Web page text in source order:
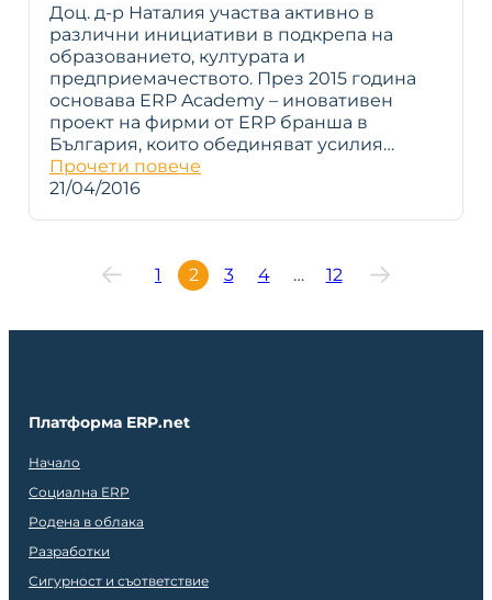
Доц. д-р Наталия участва активно в
различни инициативи в подкрепа на
образованието, културата и
предприемачеството. През 2015 година
основава ERP Academy – иновативен
проект на фирми от ERP бранша в
България, които обединяват усилия…
Прочети повече
21/04/2016
1 2 3 4 … 12
Платформа ERP.net
Начало
Социална ERP
Родена в облака
Разработки
Сигурност и съответствие